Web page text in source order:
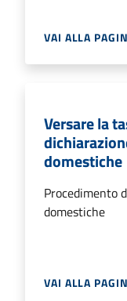
VAI ALLA
Versare la
domestiche
Procedimento
domestiche
VAI ALLA